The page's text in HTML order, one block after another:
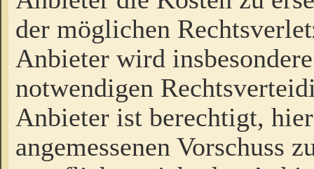
der möglichen
Anbieter wird
notwendigen
Anbieter ist berechtigt,
angemessenen Vorschuss